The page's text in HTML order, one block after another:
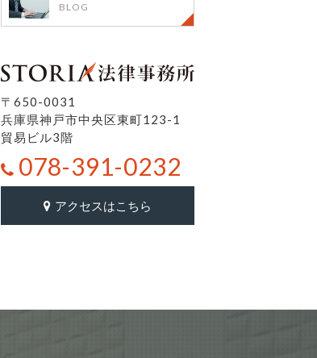
BLOG
〒650-0031
兵庫県神戸市中央区東町123-1
貿易ビル3階
078-391-0232
アクセスはこちら